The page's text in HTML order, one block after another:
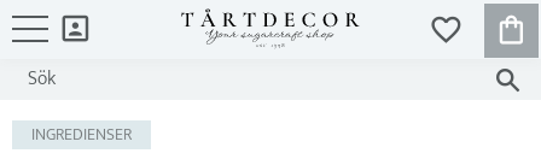
FAVORITER
INGREDIENSER